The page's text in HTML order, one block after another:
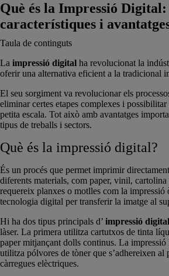
Què és la Impressió Digital:
característiques i
Taula de continguts
La impressió digital ha revolucionat la
oferir una alternativa eficient a la tradicional
El seu sorgiment va revolucionar els
eliminar certes etapes complexes i
petita escala. Tot això amb avantatges
tipus de treballs i sectors.
Què és la impressió digital?
És un procés que permet imprimir
diferents materials, com paper, vinil,
requereix planxes o motlles com la impressió
tecnologia digital per transferir la imatge al
Hi ha dos tipus principals d’ impressió digital
làser. La primera utilitza cartutxos de tinta
paper mitjançant dolls continus. La impressió
utilitza pólvores de tòner que s’adhereixen al
càrregues elèctriques.